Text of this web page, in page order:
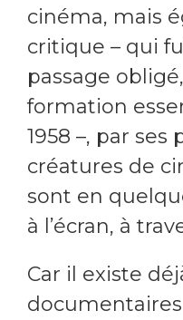
cinéma, mais
critique – qui
passage
formation
1958 –, par ses
créatures de
sont en
à l’écran, à
Car il existe